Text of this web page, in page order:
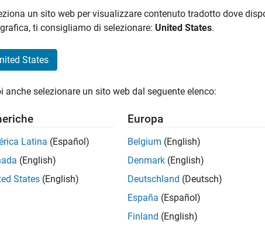
un sito web per visualizzare contenuto tradotto dove
ti consigliamo di selezionare: United States.
States
anche selezionare un sito web dal seguente elenco:
Latina (Español)
(English)
States (English)
Europa
Belgium (English)
Denmark (English)
Deutschland (Deutsch)
España (Español)
Finland (English)